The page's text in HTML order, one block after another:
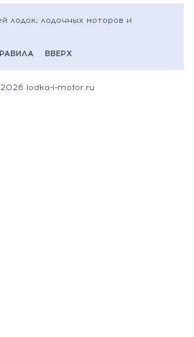
лодок, лодочных моторов и
ВВЕРХ
lodka-i-motor.ru